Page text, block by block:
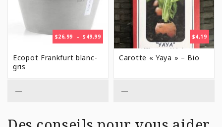
$26,99 – $ 49,99PLAGE
DE
Ecopot Frankfurt blanc-
gris
—
$4,19
Carotte « Yaya » – Bio
—